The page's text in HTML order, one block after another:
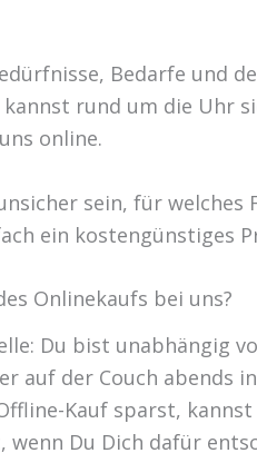
Bedarfe und
rund um die Uhr
online.
sein, für
ein kostengünstiges
Onlinekaufs bei uns?
Du bist unabhängig
auf der Couch abends
Kauf sparst,
Du Dich dafür